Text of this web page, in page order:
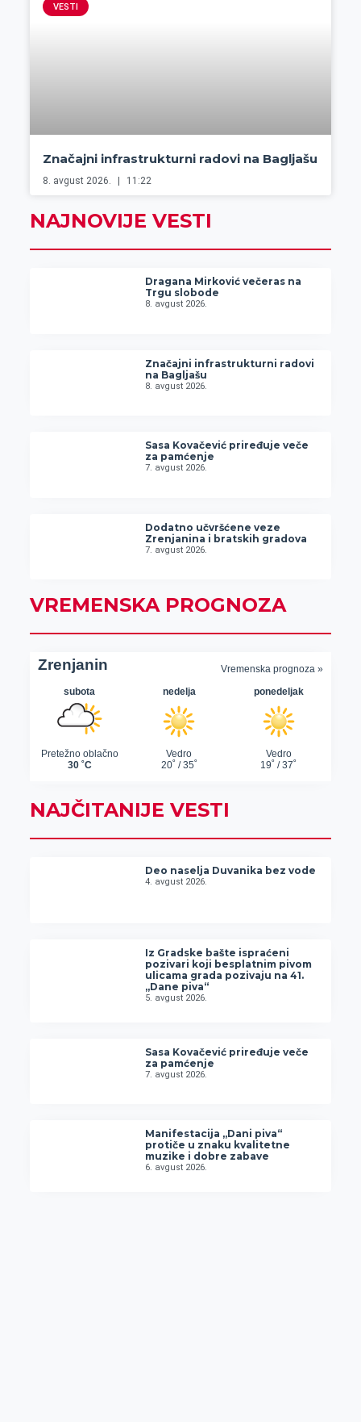
VESTI
Značajni infrastrukturni radovi na Bagljašu
8. avgust 2026. 11:22
NAJNOVIJE VESTI
Dragana Mirković večeras na
Trgu slobode
8. avgust 2026.
Značajni infrastrukturni radovi
na Bagljašu
8. avgust 2026.
Sasa Kovačević priređuje veče
za pamćenje
7. avgust 2026.
Dodatno učvršćene veze
Zrenjanina i bratskih gradova
7. avgust 2026.
VREMENSKA PROGNOZA
NAJČITANIJE VESTI
Deo naselja Duvanika bez vode
4. avgust 2026.
Iz Gradske bašte ispraćeni
pozivari koji besplatnim pivom
ulicama grada pozivaju na 41.
„Dane piva“
5. avgust 2026.
Sasa Kovačević priređuje veče
za pamćenje
7. avgust 2026.
Manifestacija „Dani piva“
protiče u znaku kvalitetne
muzike i dobre zabave
6. avgust 2026.